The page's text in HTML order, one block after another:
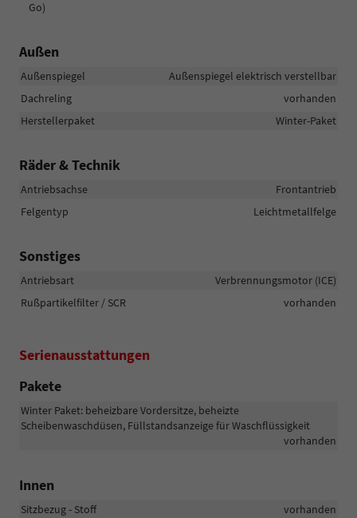
Go)
Außen
Außenspiegel
Außenspiegel elektrisch verstellbar
Dachreling
vorhanden
Herstellerpaket
Winter-Paket
Räder & Technik
Antriebsachse
Frontantrieb
Felgentyp
Leichtmetallfelge
Sonstiges
Antriebsart
Verbrennungsmotor (ICE)
Rußpartikelfilter / SCR
vorhanden
Serienausstattungen
Pakete
Winter Paket: beheizbare Vordersitze, beheizte
Scheibenwaschdüsen, Füllstandsanzeige für Waschflüssigkeit
vorhanden
Innen
Sitzbezug - Stoff
vorhanden